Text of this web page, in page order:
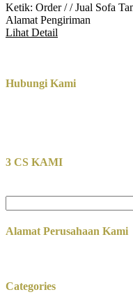
Ketik: Order / / Jual Sofa
Alamat Pengiriman
Lihat Detail
Hubungi Kami
3 CS KAMI
for:
Alamat Perusahaan Kami
Categories